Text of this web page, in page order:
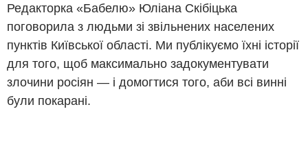
Редакторка «Бабелю» Юліана Скібіцька
поговорила з людьми зі звільнених населених
пунктів Київської області. Ми публікуємо їхні історії
для того, щоб максимально задокументувати
злочини росіян — і домогтися того, аби всі винні
були покарані.